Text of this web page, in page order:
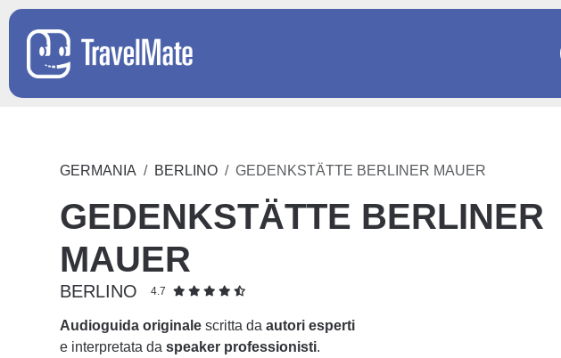
GERMANIA BERLINO GEDENKSTÄTTE BERLINER MAUER
GEDENKSTÄTTE BERLINER
MAUER
BERLINO 4.7
Audioguida originale scritta daautori esperti
e interpretata daspeaker professionisti.